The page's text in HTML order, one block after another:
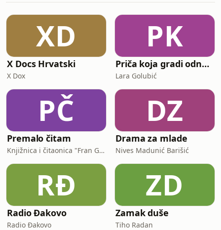
&quot;melje&quot; i kako se doista
oporaviti.Razgovaramo o tome zašto
su san, mišićna masa
XD
X Docs Hrvatski
X Dox
PK
Priča koja gradi odnose
Lara Golubić
PČ
Premalo čitam
Knjižnica i čitaonica "Fran Galović" Koprivnica
DZ
Drama za mlade
Nives Madunić Barišić
RĐ
Radio Đakovo
Radio Đakovo
ZD
Zamak duše
Tiho Radan